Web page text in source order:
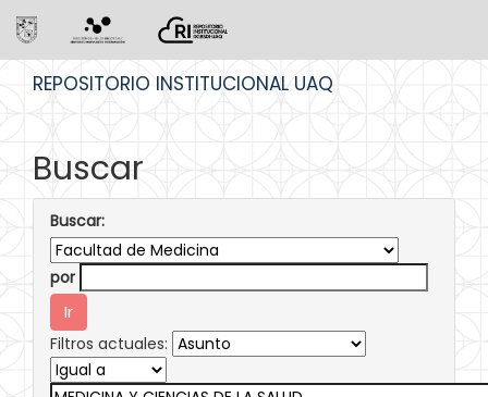
REPOSITORIO INSTITUCIONAL UAQ
Buscar
Buscar:
por
Filtros actuales: